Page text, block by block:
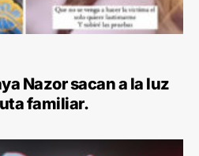
Nazor sacan a la luz
familiar.